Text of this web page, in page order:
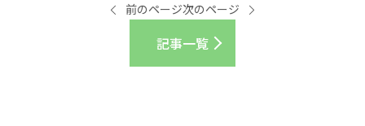
前のページ
記事一覧
次のページ